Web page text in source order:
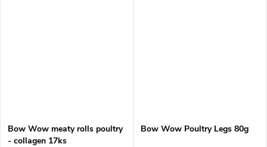
Bow Wow meaty rolls poultry
- collagen 17ks
Bow Wow Poultry Legs 80g